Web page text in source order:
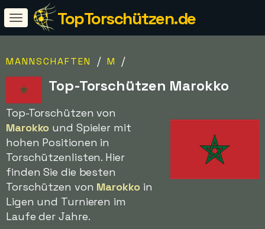
TopTorschützen.de
MANNSCHAFTEN / M /
Top-Torschützen Marokko
Top-Torschützen von
Marokko und Spieler mit
hohen Positionen in
Torschützenlisten. Hier
finden Sie die besten
Torschützen von Marokkoin
Ligen und Turnieren im
Laufe der Jahre.